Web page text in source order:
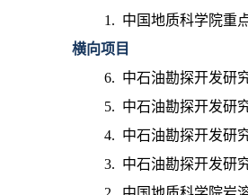
1. 中国地质科学院重
横向项目
6. 中石油勘探开发研
5. 中石油勘探开发研
4. 中石油勘探开发研
3. 中石油勘探开发研